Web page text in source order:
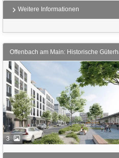
Weitere Informationen
3